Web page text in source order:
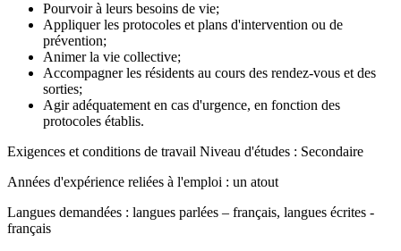
Pourvoir à leurs besoins de vie;
Appliquer les protocoles et plans d'intervention ou de
prévention;
Animer la vie collective;
Accompagner les résidents au cours des rendez-vous et des
sorties;
Agir adéquatement en cas d'urgence, en fonction des
protocoles établis.
Exigences et conditions de travail Niveau d'études : Secondaire
Années d'expérience reliées à l'emploi : un atout
Langues demandées : langues parlées – français, langues écrites -
français